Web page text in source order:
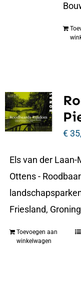
€
Els van der
Ottens -
Friesland,
Toevoegen aan
winkelwagen